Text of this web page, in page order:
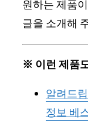
원하는 제품
글을 소개해
※ 이런 제품
알려드
정보 베